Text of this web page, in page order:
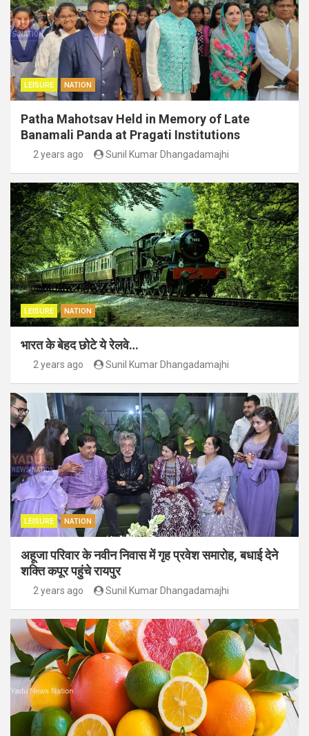
LEISURE NATION
Patha Mahotsav Held in Memory of Late
Banamali Panda at Pragati Institutions
2 years ago Sunil Kumar Dhangadamajhi
LEISURE NATION
भारत के बेहद छोटे ये रेलवे…
2 years ago Sunil Kumar Dhangadamajhi
LEISURE NATION
अहूजा परिवार के नवीन निवास में गृह प्रवेश समारोह, बधाई देने
शक्ति कपूर पहुंचे रायपुर
2 years ago Sunil Kumar Dhangadamajhi